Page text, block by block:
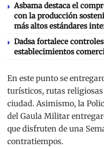
Asbama destaca el
con la producción
más altos estándares
Dadsa fortalece
establecimientos
En este punto se
turísticos, rutas
ciudad. Asimismo, la
del Gaula Militar
que disfruten de una
contratiempos.